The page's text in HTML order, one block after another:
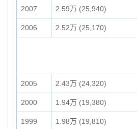
2007 2.59万 (25,940)
2006 2.52万 (25,170)
2005 2.43万 (24,320)
2000 1.94万 (19,380)
1999 1.98万 (19,810)